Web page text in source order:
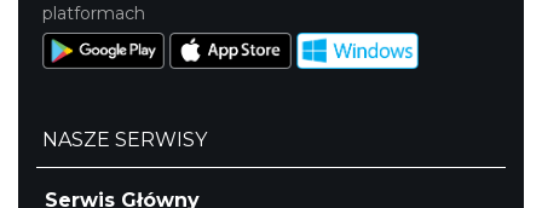
platformach
NASZE SERWISY
Serwis Główny